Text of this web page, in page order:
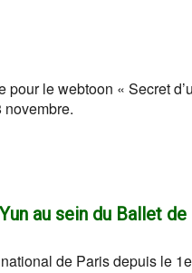
pour le webtoon « Secret
novembre.
au sein du Ballet de
de Paris depuis le